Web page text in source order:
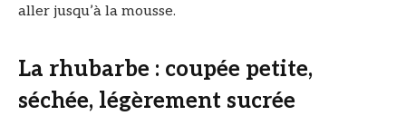
aller jusqu’à la mousse.
La rhubarbe : coupée petite,
séchée, légèrement sucrée